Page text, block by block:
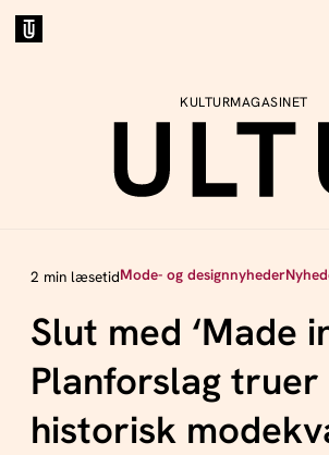
KULTURMAGASINET
2 min læsetidMode- og designnyheder
Slut med ‘Made
Planforslag truer
historisk